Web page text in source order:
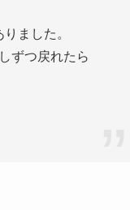
ました。
ずつ戻れたら